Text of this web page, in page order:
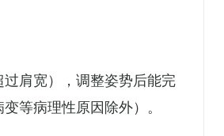
肩宽），调整姿势后能完
等病理性原因除外）。